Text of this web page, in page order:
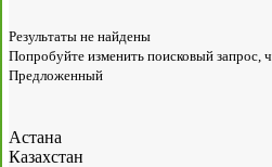
Результаты не найдены
Попробуйте изменить поисковый запрос,
Предложенный
Астана
Казахстан